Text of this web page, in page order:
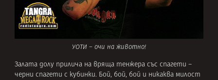
УОТИ – очи на животно!
Залата долу прилича на вряща тенжера със спагети –
черни спагети с кубинки. Бой, бой, бой и никаква милост